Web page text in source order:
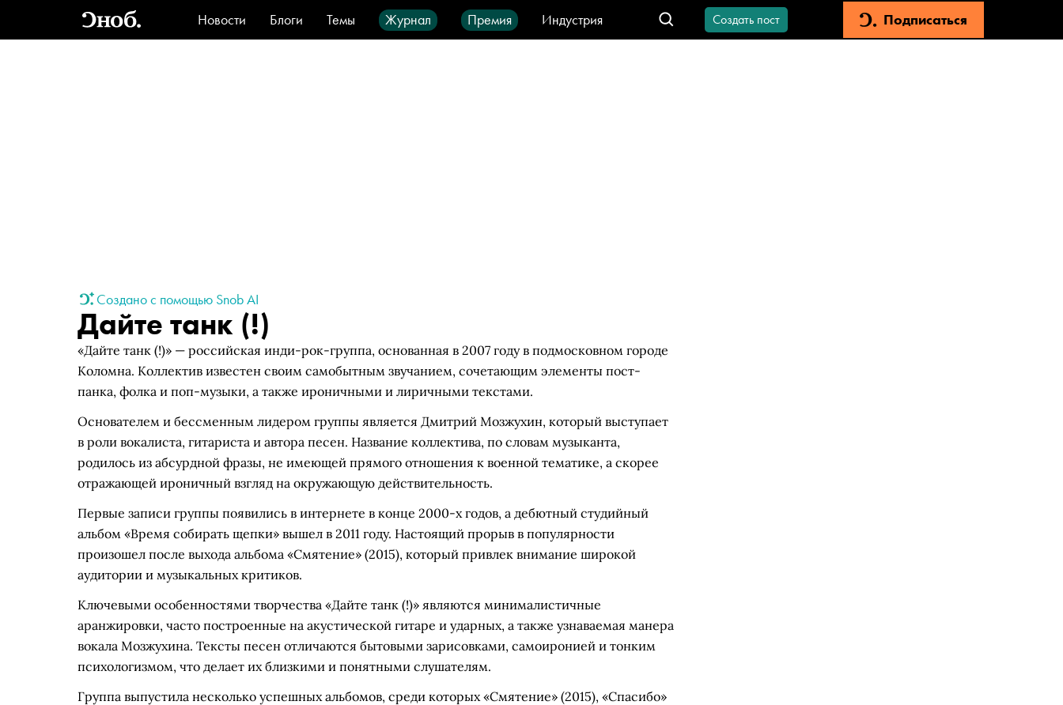
Новости Блоги Темы Журнал Премия
Индустрия
Стиль
Видео Город IT-продукты
Создать пост Подписаться
Создано с помощью Snob AI
Дайте танк (!)
«Дайте танк (!)» — российская инди-рок-группа, основанная в 2007 году в подмосковном городе
Коломна. Коллектив известен своим самобытным звучанием, сочетающим элементы пост-
панка, фолка и поп-музыки, а также ироничными и лиричными текстами.
Основателем и бессменным лидером группы является Дмитрий Мозжухин, который выступает
в роли вокалиста, гитариста и автора песен. Название коллектива, по словам музыканта,
родилось из абсурдной фразы, не имеющей прямого отношения к военной тематике, а скорее
отражающей ироничный взгляд на окружающую действительность.
Первые записи группы появились в интернете в конце 2000-х годов, а дебютный студийный
альбом «Время собирать щепки» вышел в 2011 году. Настоящий прорыв в популярности
произошел после выхода альбома «Смятение» (2015), который привлек внимание широкой
аудитории и музыкальных критиков.
Ключевыми особенностями творчества «Дайте танк (!)» являются минималистичные
аранжировки, часто построенные на акустической гитаре и ударных, а также узнаваемая манера
вокала Мозжухина. Тексты песен отличаются бытовыми зарисовками, самоиронией и тонким
психологизмом, что делает их близкими и понятными слушателям.
Группа выпустила несколько успешных альбомов, среди которых «Смятение» (2015), «Спасибо»